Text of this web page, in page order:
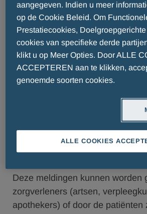
Menarini controleert de
geneesmiddel zelfs nadat het op
gebracht: vanaf het moment dat
wordt voorgeschreven tot het
door de patiënt wordt gebruikt en
Voor alle geneesmiddelen die
wereldwijd op de markt brengt,
mogelijke informatie over elk
van het gebruik van een
geïdentificeerd als een mogelijk
voorval, verzameld via
Deze meldingen kunnen worden
zorgverleners (artsen,
apothekers) of door de patiënten
aangegeven. Indien u meer
op de Cookie Beleid. Om
Prestatiecookies,
cookies van specifieke derde
klikt u op Meer Opties. Door ALLE
ACCEPTEREN aan te klikken,
genoemde soorten cookies.
ALLE COOKIES